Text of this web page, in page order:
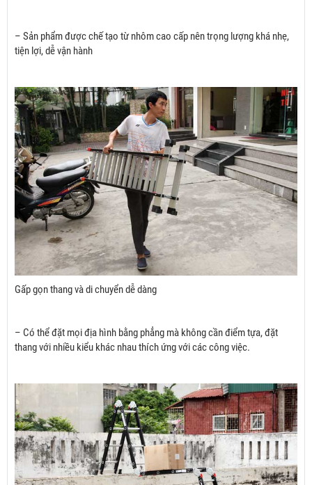
– Sản phẩm được chế tạo từ nhôm cao cấp nên trọng lượng khá nhẹ,
tiện lợi, dễ vận hành
Gấp gọn thang và di chuyển dễ dàng
– Có thể đặt mọi địa hình bằng phẳng mà không cần điểm tựa, đặt
thang với nhiều kiểu khác nhau thích ứng với các công việc.